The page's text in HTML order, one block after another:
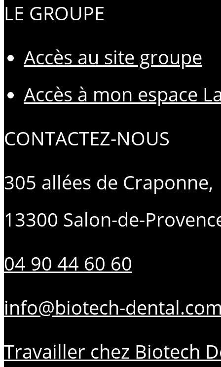
LE GROUPE
Accès au site groupe
Accès à mon espace
CONTACTEZ-NOUS
305 allées de Craponne,
13300 Salon-de-
04 90 44 60 60
info@biotech-
Travailler chez Biotech